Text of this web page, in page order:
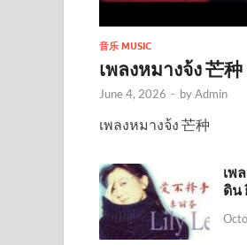
音乐 MUSIC
เพลงหมางจ้ง 芒
June 4, 2026 - byAdmin
เพลงหมางจ้ง 芒种
เพ
ดิน